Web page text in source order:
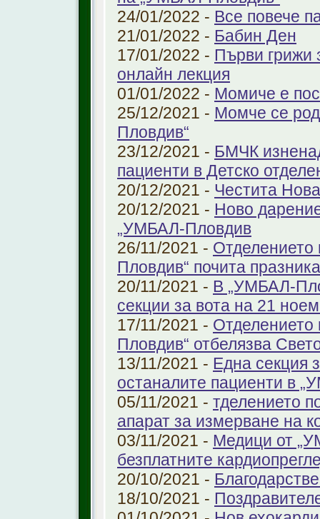
24/01/2022 - Все повече
21/01/2022 - Бабин Ден
17/01/2022 - Първи грижи
онлайн лекция
01/01/2022 - Момиче е
25/12/2021 - Момче се
Пловдив“
23/12/2021 - БМЧК
пациенти в Детско
20/12/2021 - Честита
20/12/2021 - Ново
„УМБАЛ-Пловдив
26/11/2021 -
Пловдив“ почита
20/11/2021 - В „УМБАЛ-
секции за вота на 21
17/11/2021 -
Пловдив“ отбелязва
13/11/2021 - Една секция
останалите пациенти в
05/11/2021 - тделението
апарат за измерване на
03/11/2021 - Медици от
безплатните
20/10/2021 -
18/10/2021 -